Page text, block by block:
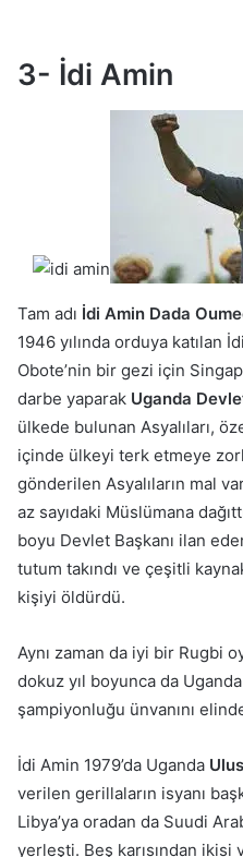
3- İdi Amin
Tam adı İdi Amin Dada
1946 yılında orduya katılan
Obote’nin bir gezi için
darbe yaparak Uganda
ülkede bulunan Asyalıları,
içinde ülkeyi terk etmeye
gönderilen Asyalıların mal
az sayıdaki Müslümana
boyu Devlet Başkanı ilan
tutum takındı ve çeşitli
kişiyi öldürdü.
Aynı zaman da iyi bir Rugbi
dokuz yıl boyunca da
şampiyonluğu ünvanını
İdi Amin 1979’da Uganda
verilen gerillaların isyanı
Libya’ya oradan da Suudi
yerleşti. Beş karısından